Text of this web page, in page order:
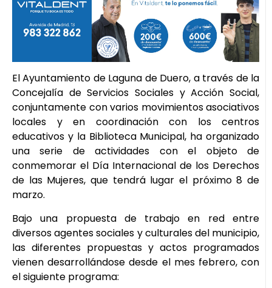
El Ayuntamiento de Laguna de Duero, a través de la
Concejalía de Servicios Sociales y Acción Social,
conjuntamente con varios movimientos asociativos
locales y en coordinación con los centros
educativos y la Biblioteca Municipal, ha organizado
una serie de actividades con el objeto de
conmemorar el Día Internacional de los Derechos
de las Mujeres, que tendrá lugar el próximo 8 de
marzo.
Bajo una propuesta de trabajo en red entre
diversos agentes sociales y culturales del municipio,
las diferentes propuestas y actos programados
vienen desarrollándose desde el mes febrero, con
el siguiente programa: